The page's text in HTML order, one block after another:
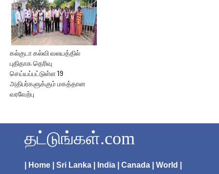
கல்குடா கல்வி வலயத்தில்
புதிதாக தெரிவு
செய்யப்பட்டுள்ள 19
அதிபர்களுக்கும் மகத்தான
வரவேற்பு
தட்டுங்கள்.com
| Home | Sri Lanka | India | Canada | World |